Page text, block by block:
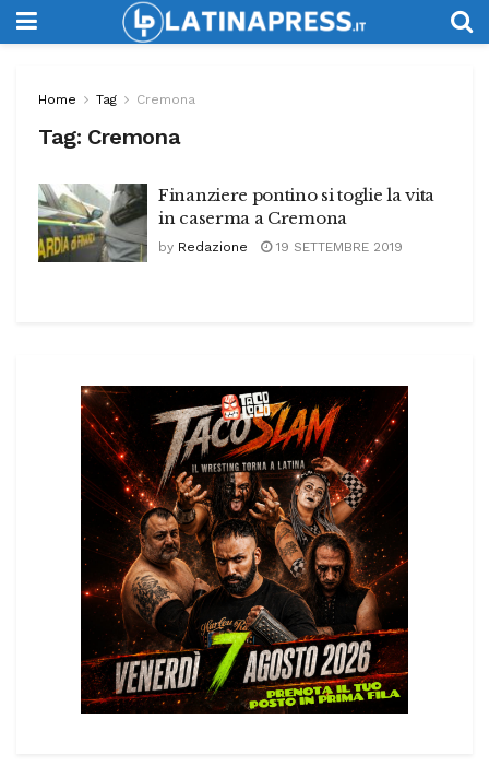
Home Tag Cremona
Tag: Cremona
Finanziere pontino si toglie la vita
in caserma a Cremona
by Redazione 19 SETTEMBRE 2019